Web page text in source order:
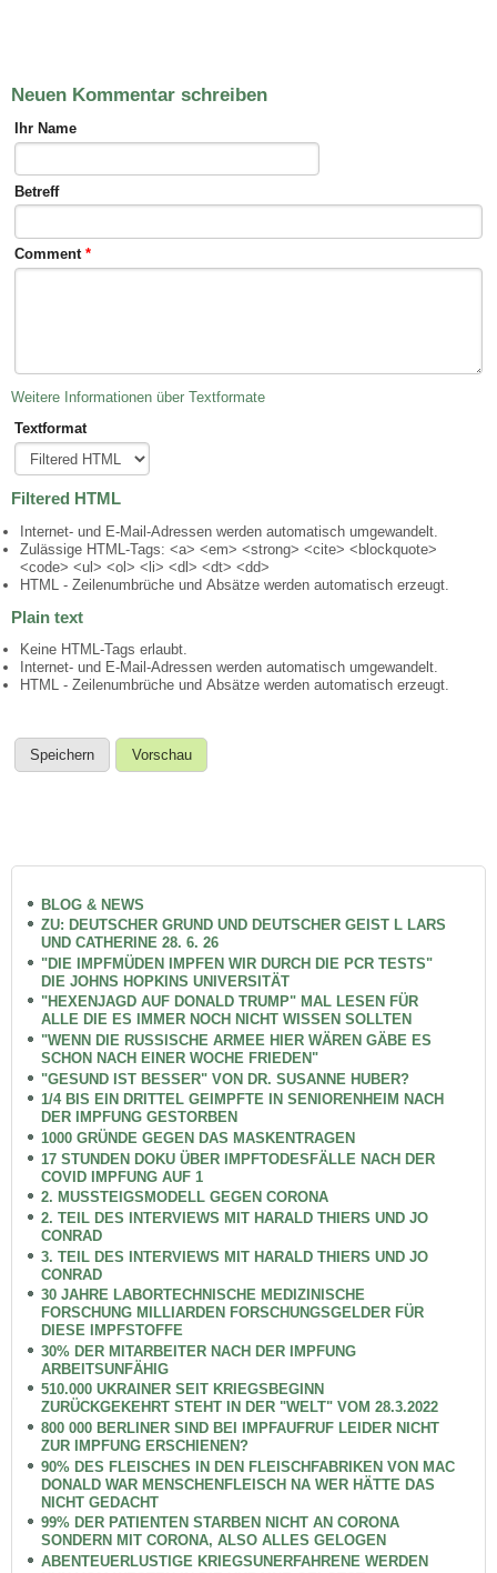
Neuen Kommentar schreiben
Ihr Name
Betreff
Comment *
Weitere Informationen über Textformate
Textformat
Filtered HTML
Internet- und E-Mail-Adressen werden automatisch umgewandelt.
Zulässige HTML-Tags: <a> <em> <strong> <cite> <blockquote>
<code> <ul> <ol> <li> <dl> <dt> <dd>
HTML - Zeilenumbrüche und Absätze werden automatisch erzeugt.
Plain text
Keine HTML-Tags erlaubt.
Internet- und E-Mail-Adressen werden automatisch umgewandelt.
HTML - Zeilenumbrüche und Absätze werden automatisch erzeugt.
BLOG & NEWS
ZU: DEUTSCHER GRUND UND DEUTSCHER GEIST L LARS
UND CATHERINE 28. 6. 26
"DIE IMPFMÜDEN IMPFEN WIR DURCH DIE PCR TESTS"
DIE JOHNS HOPKINS UNIVERSITÄT
"HEXENJAGD AUF DONALD TRUMP" MAL LESEN FÜR
ALLE DIE ES IMMER NOCH NICHT WISSEN SOLLTEN
"WENN DIE RUSSISCHE ARMEE HIER WÄREN GÄBE ES
SCHON NACH EINER WOCHE FRIEDEN"
"GESUND IST BESSER" VON DR. SUSANNE HUBER?
1/4 BIS EIN DRITTEL GEIMPFTE IN SENIORENHEIM NACH
DER IMPFUNG GESTORBEN
1000 GRÜNDE GEGEN DAS MASKENTRAGEN
17 STUNDEN DOKU ÜBER IMPFTODESFÄLLE NACH DER
COVID IMPFUNG AUF 1
2. MUSSTEIGSMODELL GEGEN CORONA
2. TEIL DES INTERVIEWS MIT HARALD THIERS UND JO
CONRAD
3. TEIL DES INTERVIEWS MIT HARALD THIERS UND JO
CONRAD
30 JAHRE LABORTECHNISCHE MEDIZINISCHE
FORSCHUNG MILLIARDEN FORSCHUNGSGELDER FÜR
DIESE IMPFSTOFFE
30% DER MITARBEITER NACH DER IMPFUNG
ARBEITSUNFÄHIG
510.000 UKRAINER SEIT KRIEGSBEGINN
ZURÜCKGEKEHRT STEHT IN DER "WELT" VOM 28.3.2022
800 000 BERLINER SIND BEI IMPFAUFRUF LEIDER NICHT
ZUR IMPFUNG ERSCHIENEN?
90% DES FLEISCHES IN DEN FLEISCHFABRIKEN VON MAC
DONALD WAR MENSCHENFLEISCH NA WER HÄTTE DAS
NICHT GEDACHT
99% DER PATIENTEN STARBEN NICHT AN CORONA
SONDERN MIT CORONA, ALSO ALLES GELOGEN
ABENTEUERLUSTIGE KRIEGSUNERFAHRENE WERDEN